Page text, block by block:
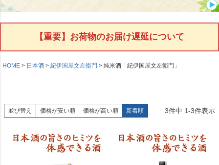
【重要】お荷物のお届け遅延について
HOME 日本酒 紀伊国屋文左衛門 純米酒「紀伊国屋文左衛門」
並び替え 価格が安い順 価格が高い順 新着順 3件中 1-3件表示